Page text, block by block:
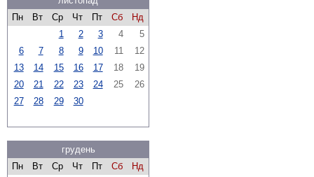
Пн
Вт Ср Чт Пт Сб
Нд
1
2 3 4
5
6
7 8 9 10 11
12
13
14 15 16 17 18
19
20
21 22 23 24 25
26
27
28 29 30
грудень
Пн
Вт Ср Чт Пт Сб
Нд